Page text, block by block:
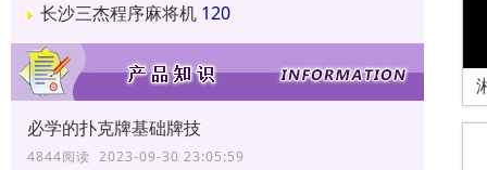
长沙三杰程序麻将机 120
必学的扑克牌基础牌技
4844阅读 2023-09-30 23:05:59